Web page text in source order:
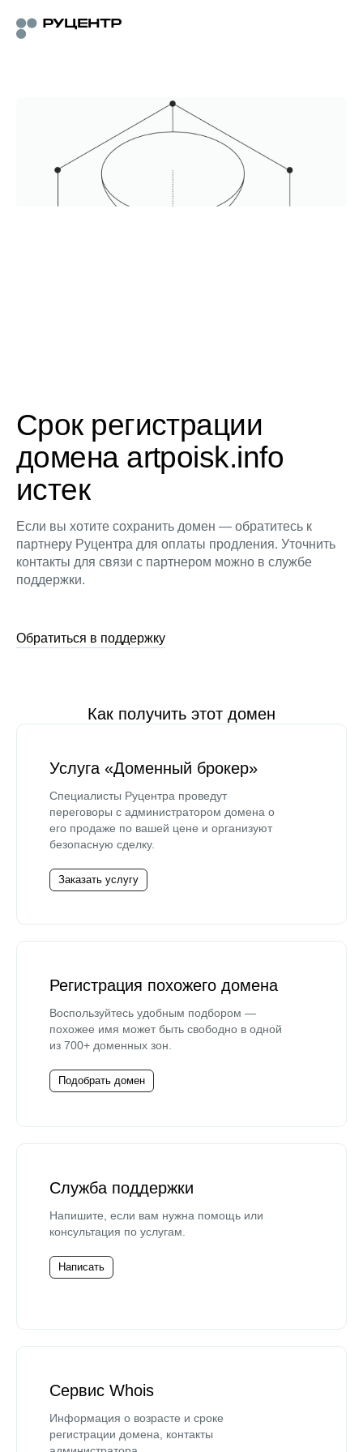
Срок регистрации
домена artpoisk.info
истек
Если вы хотите сохранить домен — обратитесь к
партнеру Руцентра для оплаты продления. Уточнить
контакты для связи с партнером можно в службе
поддержки.
Обратиться в поддержку
Как получить этот домен
Услуга «Доменный брокер»
Специалисты Руцентра проведут
переговоры с администратором домена о
его продаже по вашей цене и организуют
безопасную сделку.
Заказать услугу
Регистрация похожего домена
Воспользуйтесь удобным подбором —
похожее имя может быть свободно в одной
из 700+ доменных зон.
Подобрать домен
Служба поддержки
Напишите, если вам нужна помощь или
консультация по услугам.
Написать
Сервис Whois
Информация о возрасте и сроке
регистрации домена, контакты